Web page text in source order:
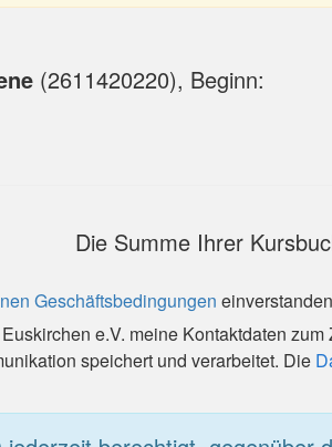
(2611420220), Beginn:
Die Summe Ihrer
Geschäftsbedingungen
e.V. meine Kontaktdaten zum
speichert und verarbeitet. Die